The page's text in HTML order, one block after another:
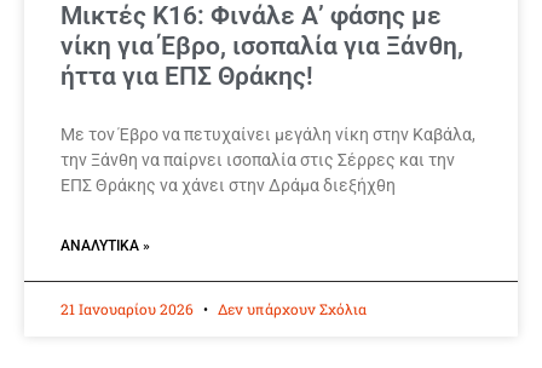
Μικτές Κ16: Φινάλε Α’ φάσης με
νίκη για Έβρο, ισοπαλία για Ξάνθη,
ήττα για ΕΠΣ Θράκης!
Με τον Έβρο να πετυχαίνει μεγάλη νίκη στην Καβάλα,
την Ξάνθη να παίρνει ισοπαλία στις Σέρρες και την
ΕΠΣ Θράκης να χάνει στην Δράμα διεξήχθη
ΑΝΑΛΥΤΙΚΆ »
21 Ιανουαρίου 2026 Δεν υπάρχουν Σχόλια